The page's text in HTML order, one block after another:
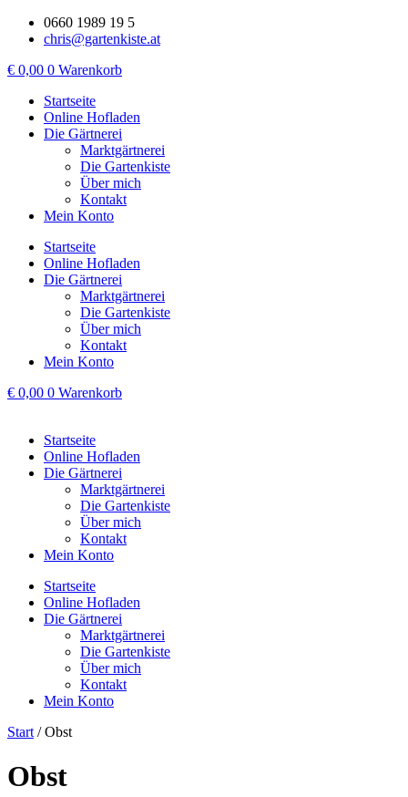
Zum
Inhalt
0660 1989 19 5
chris@gartenkiste.at
€ 0,00 0 Warenkorb
Startseite
Online Hofladen
Die Gärtnerei
Marktgärtnerei
Die Gartenkiste
Über mich
Kontakt
Mein Konto
Startseite
Online Hofladen
Die Gärtnerei
Marktgärtnerei
Die Gartenkiste
Über mich
Kontakt
Mein Konto
€ 0,00 0 Warenkorb
Startseite
Online Hofladen
Die Gärtnerei
Marktgärtnerei
Die Gartenkiste
Über mich
Kontakt
Mein Konto
Startseite
Online Hofladen
Die Gärtnerei
Marktgärtnerei
Die Gartenkiste
Über mich
Kontakt
Mein Konto
Start / Obst
Obst